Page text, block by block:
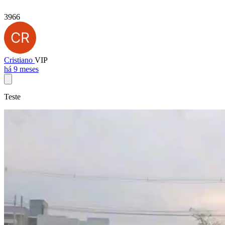
3966
Cristiano VIP
há 9 meses
Teste